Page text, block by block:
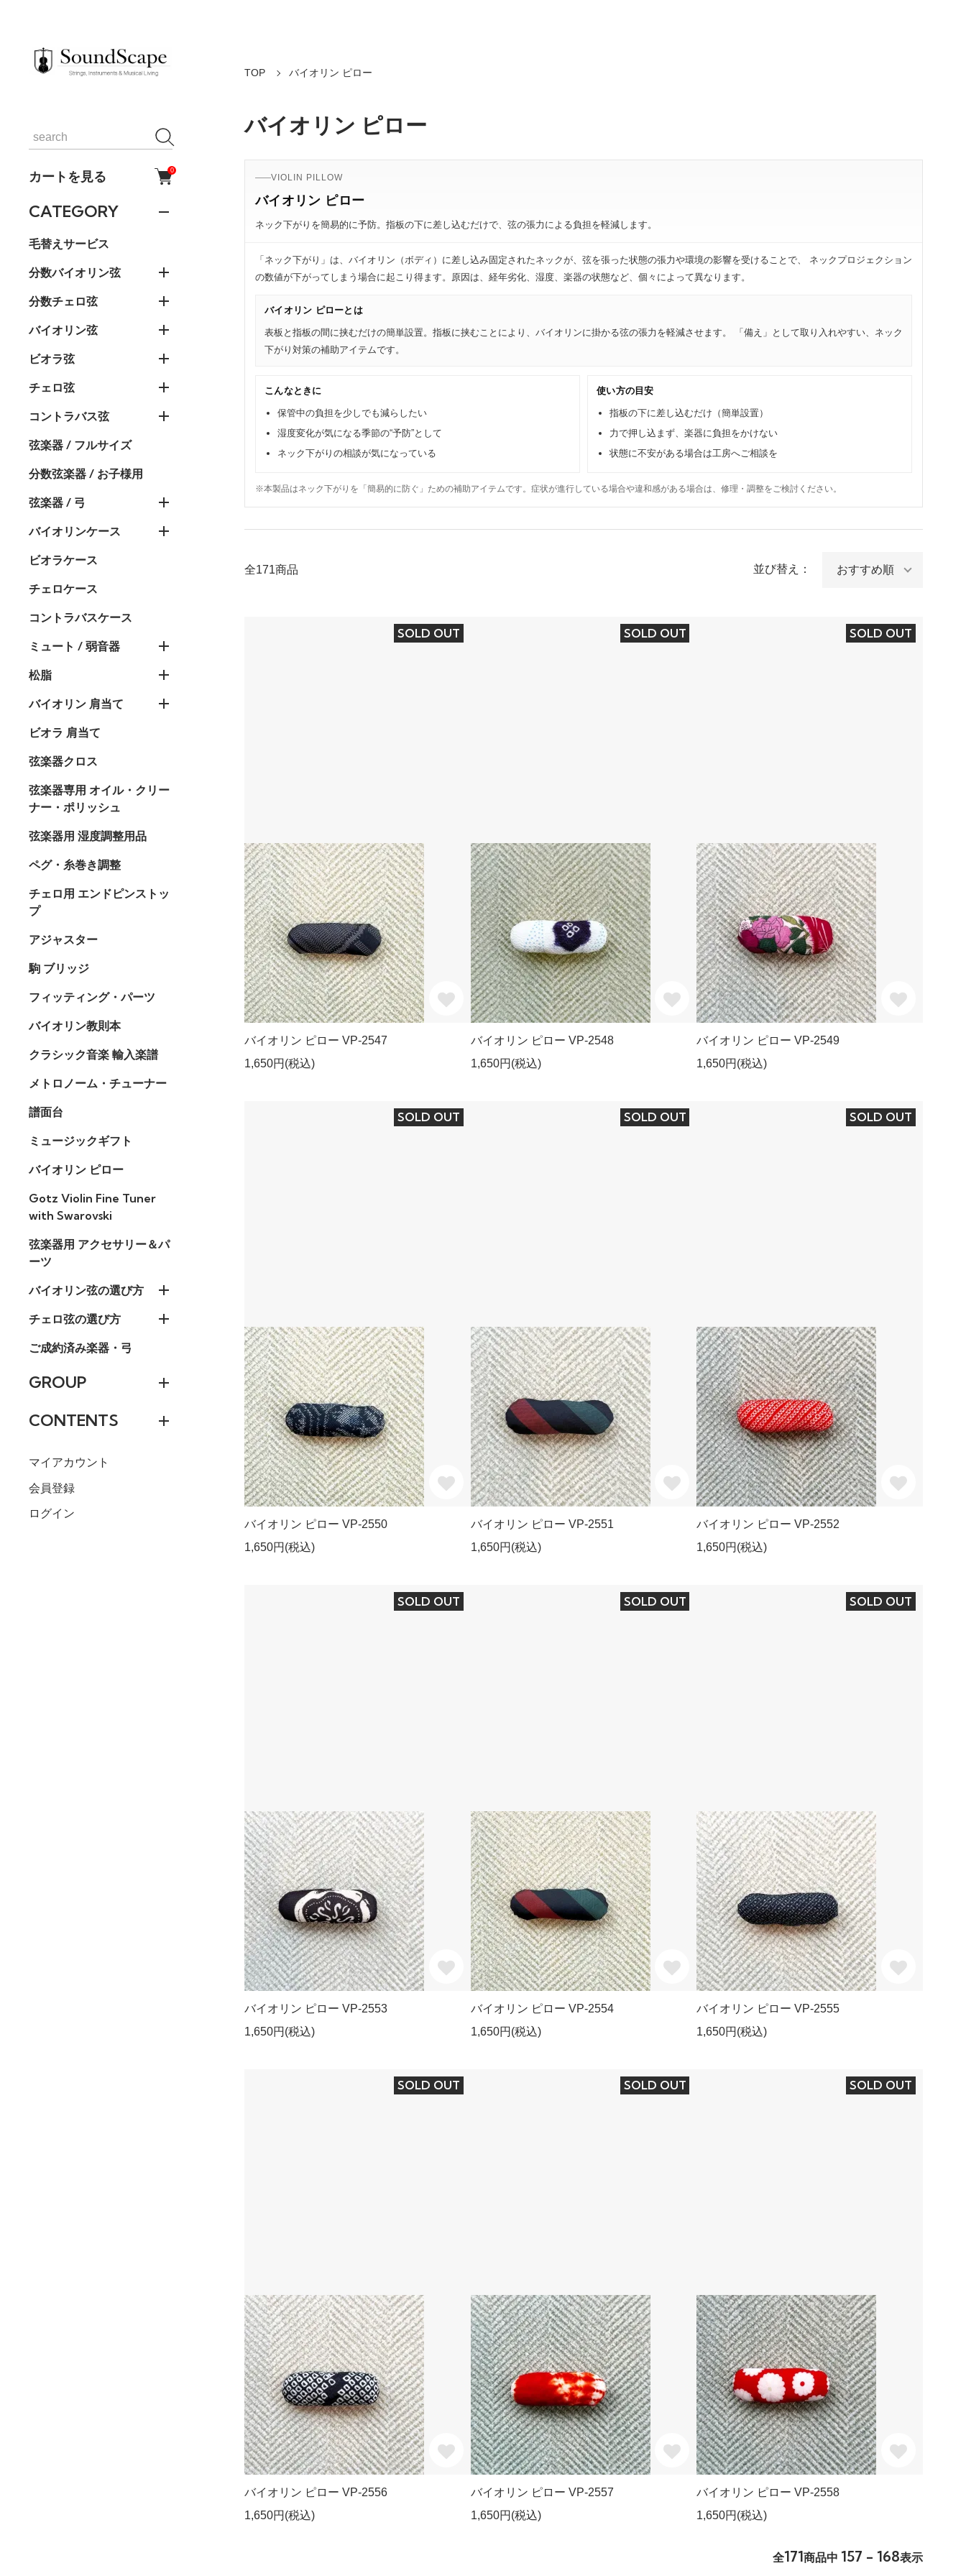
カートを見る 0
CATEGORY
毛替えサービス
分数バイオリン弦
分数チェロ弦
バイオリン弦
ビオラ弦
チェロ弦
コントラバス弦
弦楽器 / フルサイズ
分数弦楽器 / お子様用
弦楽器 / 弓
バイオリンケース
ビオラケース
チェロケース
コントラバスケース
ミュート / 弱音器
松脂
バイオリン 肩当て
ビオラ 肩当て
弦楽器クロス
弦楽器専用 オイル・クリー
ナー・ポリッシュ
弦楽器用 湿度調整用品
ペグ・糸巻き調整
チェロ用 エンドピンストッ
プ
アジャスター
駒 ブリッジ
フィッティング・パーツ
バイオリン教則本
クラシック音楽 輸入楽譜
メトロノーム・チューナー
譜面台
ミュージックギフト
バイオリン ピロー
Gotz Violin Fine Tuner
with Swarovski
弦楽器用 アクセサリー＆パ
ーツ
バイオリン弦の選び方
チェロ弦の選び方
ご成約済み楽器・弓
GROUP
CONTENTS
マイアカウント
会員登録
ログイン
TOP バイオリン ピロー
バイオリン ピロー
VIOLIN PILLOW
バイオリン ピロー
ネック下がりを簡易的に予防。指板の下に差し込むだけで、弦の張力による負担を軽減します。
「ネック下がり」は、バイオリン（ボディ）に差し込み固定されたネックが、弦を張った状態の張力や環境の影響を受けることで、 ネックプロジェクション
の数値が下がってしまう場合に起こり得ます。原因は、経年劣化、湿度、楽器の状態など、個々によって異なります。
バイオリン ピローとは
表板と指板の間に挟むだけの簡単設置。指板に挟むことにより、バイオリンに掛かる弦の張力を軽減させます。 「備え」として取り入れやすい、ネック
下がり対策の補助アイテムです。
こんなときに
保管中の負担を少しでも減らしたい
湿度変化が気になる季節の“予防”として
ネック下がりの相談が気になっている
使い方の目安
指板の下に差し込むだけ（簡単設置）
力で押し込まず、楽器に負担をかけない
状態に不安がある場合は工房へご相談を
※本製品はネック下がりを「簡易的に防ぐ」ための補助アイテムです。症状が進行している場合や違和感がある場合は、修理・調整をご検討ください。
全171商品 並び替え：
SOLD OUT
バイオリン ピロー VP-2547
1,650円(税込)
SOLD OUT
バイオリン ピロー VP-2548
1,650円(税込)
SOLD OUT
バイオリン ピロー VP-2549
1,650円(税込)
SOLD OUT
バイオリン ピロー VP-2550
1,650円(税込)
SOLD OUT
バイオリン ピロー VP-2551
1,650円(税込)
SOLD OUT
バイオリン ピロー VP-2552
1,650円(税込)
SOLD OUT
バイオリン ピロー VP-2553
1,650円(税込)
SOLD OUT
バイオリン ピロー VP-2554
1,650円(税込)
SOLD OUT
バイオリン ピロー VP-2555
1,650円(税込)
SOLD OUT
バイオリン ピロー VP-2556
1,650円(税込)
SOLD OUT
バイオリン ピロー VP-2557
1,650円(税込)
SOLD OUT
バイオリン ピロー VP-2558
1,650円(税込)
全171商品中 157 - 168表示